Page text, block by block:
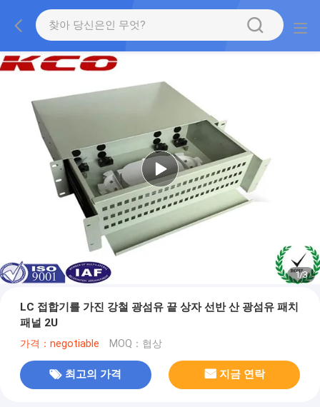
1/3
LC 접합기를 가진 강철 광섬유 끝 상자 선반 산 광섬유 패치
패널 2U
가격：negotiable MOQ：협상
최고의 가격 지금 연락